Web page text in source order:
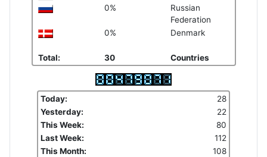
0%
Russian
Federation
0%
Denmark
Total: 30 Countries
Today:
28
Yesterday:
22
This Week:
80
Last Week:
112
This Month:
108